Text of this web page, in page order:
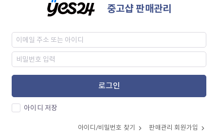
중고샵 판매관리
로그인
아이디 저장
아이디/비밀번호 찾기 판매관리 회원가입